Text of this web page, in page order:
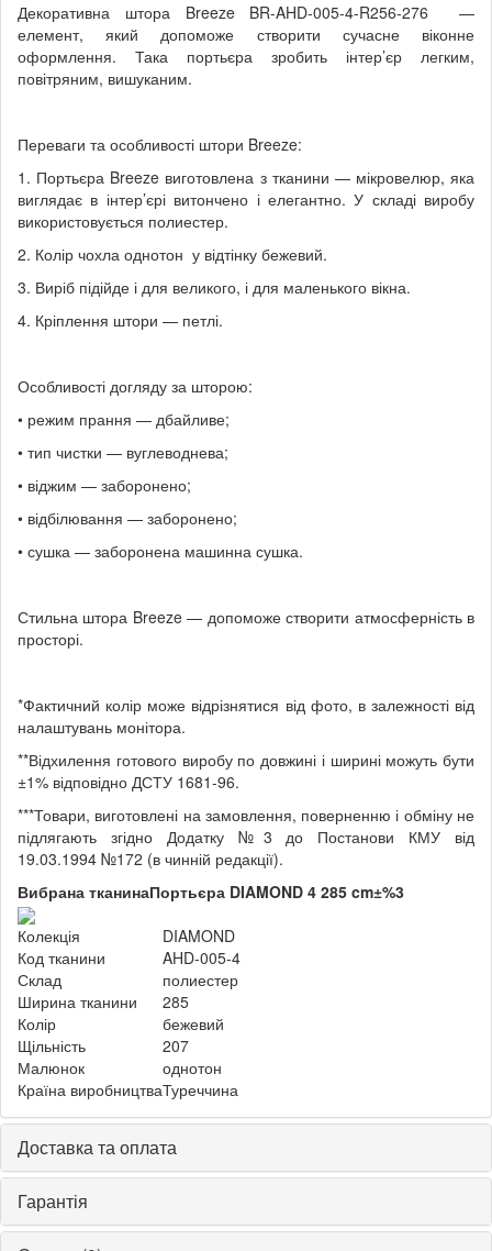
Декоративна штора Breeze BR-AHD-005-4-R256-276 —
елемент, який допоможе створити сучасне віконне
оформлення. Така портьєра зробить інтер’єр легким,
повітряним, вишуканим.
Переваги та особливості штори Breeze:
1. Портьєра Breeze виготовлена з тканини — мікровелюр, яка
виглядає в інтер’єрі витончено і елегантно. У складі виробу
використовується полиестер.
2. Колір чохла однотон у відтінку бежевий.
3. Виріб підійде і для великого, і для маленького вікна.
4. Кріплення штори — петлі.
Особливості догляду за шторою:
• режим прання — дбайливе;
• тип чистки — вуглеводнева;
• віджим — заборонено;
• відбілювання — заборонено;
• сушка — заборонена машинна сушка.
Стильна штора Breeze — допоможе створити атмосферність в
просторі.
*Фактичний колір може відрізнятися від фото, в залежності від
налаштувань монітора.
**Відхилення готового виробу по довжині і ширині можуть бути
±1% відповідно ДСТУ 1681-96.
***Товари, виготовлені на замовлення, поверненню і обміну не
підлягають згідно Додатку №3 до Постанови КМУ від
19.03.1994 №172 (в чинній редакції).
Вибрана тканинаПортьєра DIAMOND 4 285 cm±%3
Колекція
DIAMOND
Код тканини
AHD-005-4
Склад
полиестер
Ширина тканини
285
Колір
бежевий
Щільність
207
Малюнок
однотон
Країна виробництваТуреччина
Доставка та оплата
Гарантія